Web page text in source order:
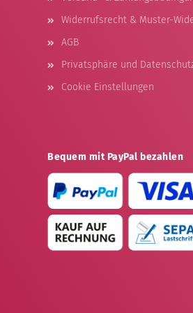
Widerrufsrecht & Muster-
AGB
Privatsphäre und
Cookie Einstellungen
Bequem mit PayPal bezahlen